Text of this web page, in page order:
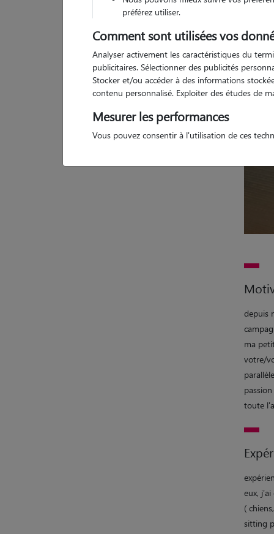
depuis
ma
votre/
toute
eux,
(
sitting
préférez utiliser.
Comment sont utilisées vos
Analyser activement les caractéristiques du
publicitaires. Sélectionner des publicités
Stocker et/ou accéder à des informations
contenu personnalisé. Exploiter des études de
Mesurer les performances
Vous pouvez consentir à l'utilisation de ces